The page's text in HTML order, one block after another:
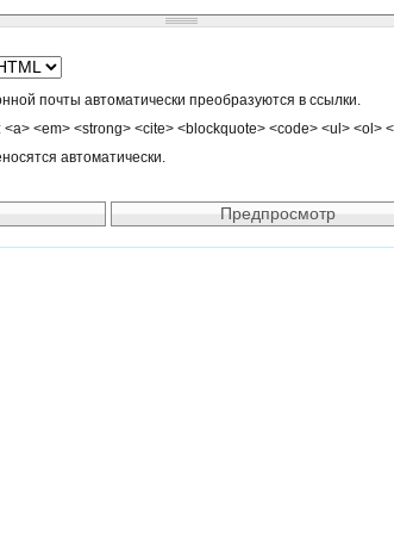
почты автоматически преобразуются в ссылки.
<em> <strong> <cite> <blockquote> <code> <ul> <ol>
автоматически.